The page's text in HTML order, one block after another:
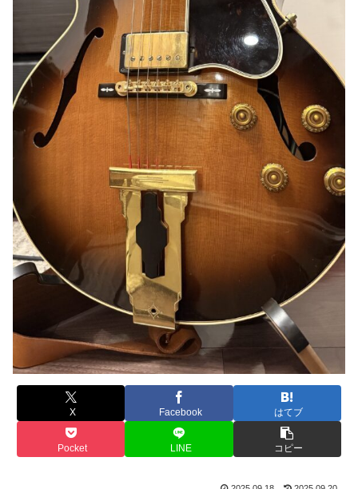
X Facebook はてブ
Pocket LINE コピー